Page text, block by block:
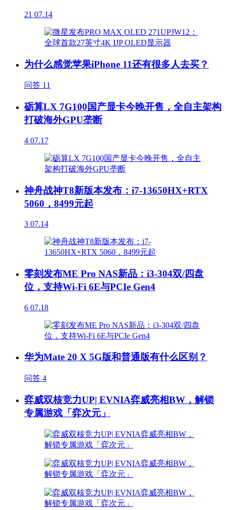
21 07.14
为什么感觉苹果iPhone 11还有很多人去买？
问答 11
砺算LX 7G100国产显卡今晚开售，全自主架构
打破海外GPU垄断
4 07.17
神舟战神T8新版本发布：i7-13650HX+RTX
5060，8499元起
3 07.14
零刻发布ME Pro NAS新品：i3-304双/四盘
位，支持Wi-Fi 6E与PCIe Gen4
6 07.18
华为Mate 20 X 5G版和普通版有什么区别？
问答 4
弈威双核竞力UP| EVNIA弈威亮相BW，解锁
专属游戏「弈次元」